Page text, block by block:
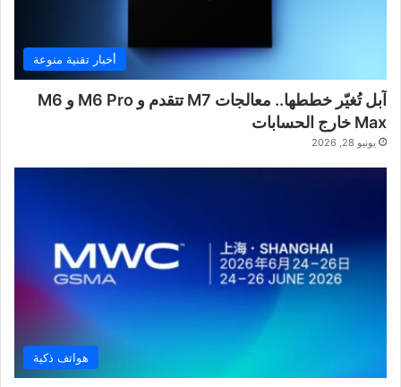
أخبار تقنية منوعة
آبل تُغيّر خططها.. معالجات M7 تتقدم و M6 Pro و M6
Max خارج الحسابات
يونيو 28, 2026
هواتف ذكية